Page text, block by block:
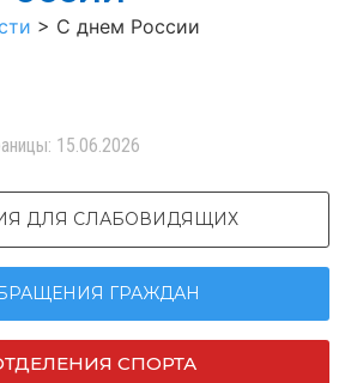
> С днем России
15.06.2026
ДЛЯ СЛАБОВИДЯЩИХ
ГРАЖДАН
СПОРТА